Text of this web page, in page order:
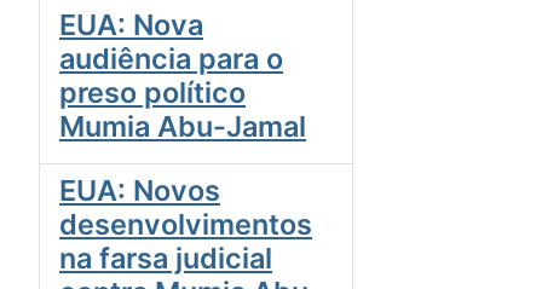
EUA: Nova
audiência para o
preso político
Mumia Abu-Jamal
EUA: Novos
desenvolvimentos
na farsa judicial